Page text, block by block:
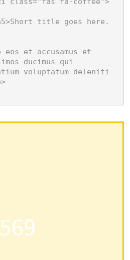
ducimus qui
voluptatum deleniti
569